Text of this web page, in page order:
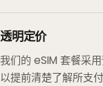
透明定价
我们的 eSIM 套餐采
以提前清楚了解所支